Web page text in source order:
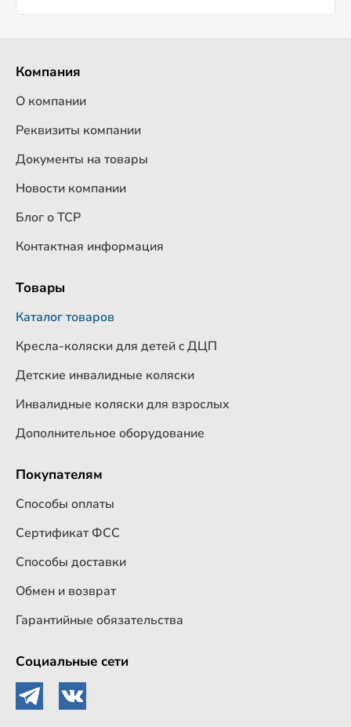
Компания
О компании
Реквизиты компании
Документы на товары
Новости компании
Блог о ТСР
Контактная информация
Товары
Каталог товаров
Кресла-коляски для детей c ДЦП
Детские инвалидные коляски
Инвалидные коляски для взрослых
Дополнительное оборудование
Покупателям
Способы оплаты
Сертификат ФСС
Способы доставки
Обмен и возврат
Гарантийные обязательства
Социальные сети